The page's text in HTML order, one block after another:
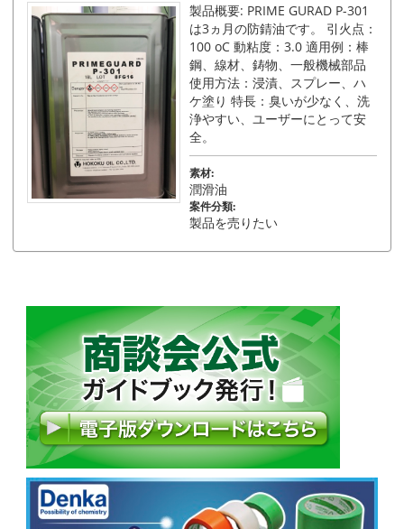
製品概要: PRIME GURAD P-301
は3ヵ月の防錆油です。 引火点：
100 oC 動粘度：3.0 適用例：棒
鋼、線材、鋳物、一般機械部品
使用方法：浸漬、スプレー、ハ
ケ塗り 特長：臭いが少なく、洗
浄やすい、ユーザーにとって安
全。
素材:
潤滑油
案件分類:
製品を売りたい